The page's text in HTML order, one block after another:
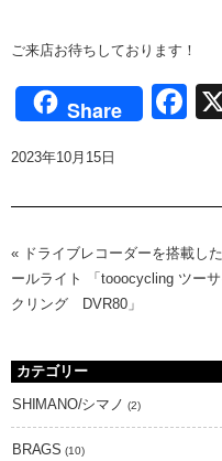
ご来店お待ちしております！
Share
2023年10月15日
« ドライブレコーダーを搭載し
ールライト 「tooocycling ツーサ
クリング DVR80」
カテゴリー
SHIMANO/シマノ (2)
BRAGS (10)